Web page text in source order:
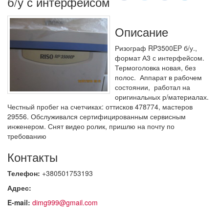
Описание
Ризограф RP3500EP б/у.,
формат А3 с интерфейсом.
Термоголовка новая, без
полос. Аппарат в рабочем
состоянии, работал на
оригинальных р/материалах.
Честный пробег на счетчиках: оттисков 478774, мастеров
29556. Обслуживался сертифицированным сервисным
инженером. Снят видео ролик, пришлю на почту по
требованию
Контакты
Телефон: +380501753193
Адрес:
E-mail: dimg999@gmail.com